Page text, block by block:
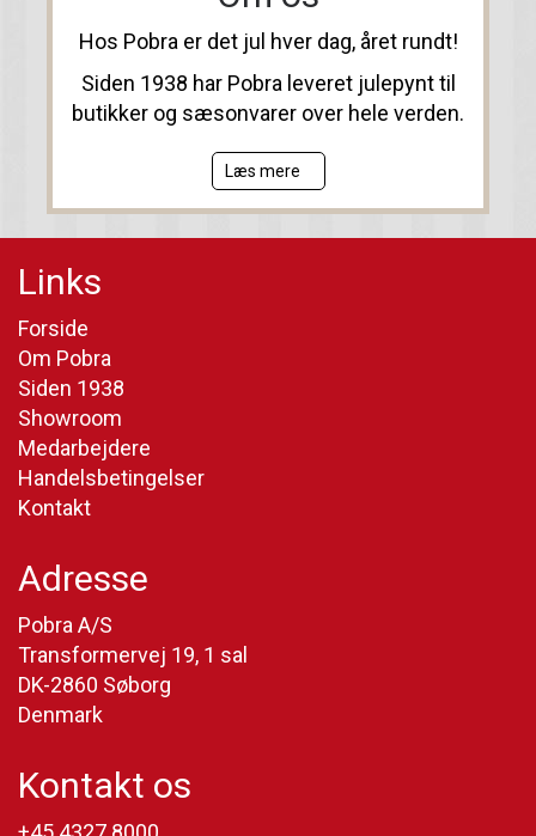
Hos Pobra er det jul hver dag, året rundt!
Siden 1938 har Pobra leveret julepynt til
butikker og sæsonvarer over hele verden.
Læs mere
Links
Forside
Om Pobra
Siden 1938
Showroom
Medarbejdere
Handelsbetingelser
Kontakt
Adresse
Pobra A/S
Transformervej 19, 1 sal
DK-2860 Søborg
Denmark
Kontakt os